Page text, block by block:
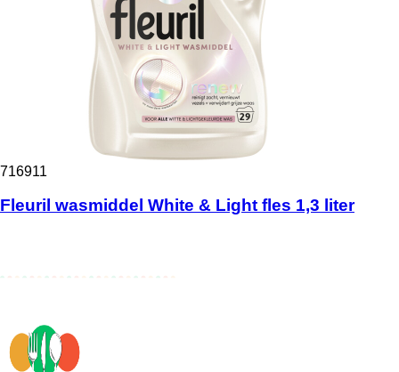
716911
Fleuril wasmiddel White & Light fles 1,3 liter